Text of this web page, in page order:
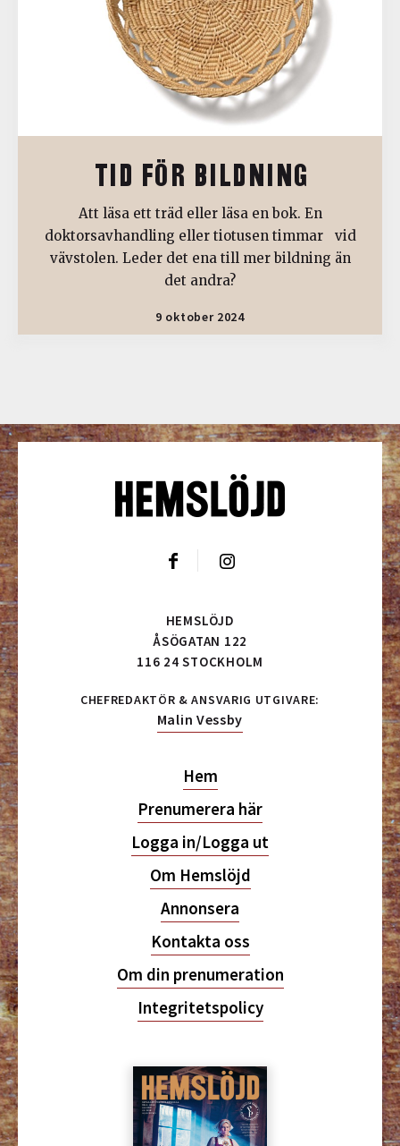
TID FÖR BILDNING
Att läsa ett träd eller läsa en bok. En
doktorsavhandling eller tiotusen timmar vid
vävstolen. Leder det ena till mer bildning än
det andra?
9 oktober 2024
HEMSLÖJD
ÅSÖGATAN 122
116 24 STOCKHOLM
CHEFREDAKTÖR & ANSVARIG UTGIVARE:
Malin Vessby
Hem
Prenumerera här
Logga in/Logga ut
Om Hemslöjd
Annonsera
Kontakta oss
Om din prenumeration
Integritetspolicy